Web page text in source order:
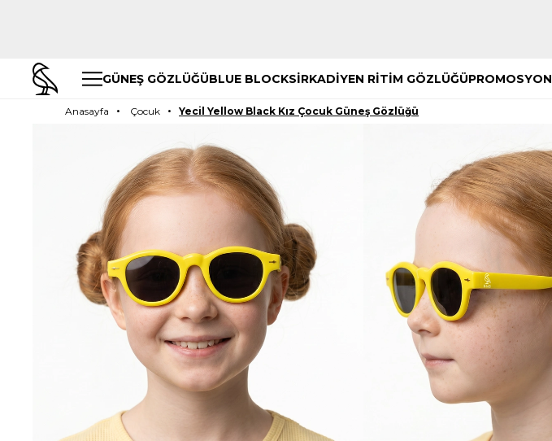
GÜNEŞ GÖZLÜĞÜBLUE BLOCKSİRKADİYEN RİTİM GÖZLÜĞÜPROMOSYON
Anasayfa Çocuk Yecil Yellow Black Kız Çocuk Güneş Gözlüğü